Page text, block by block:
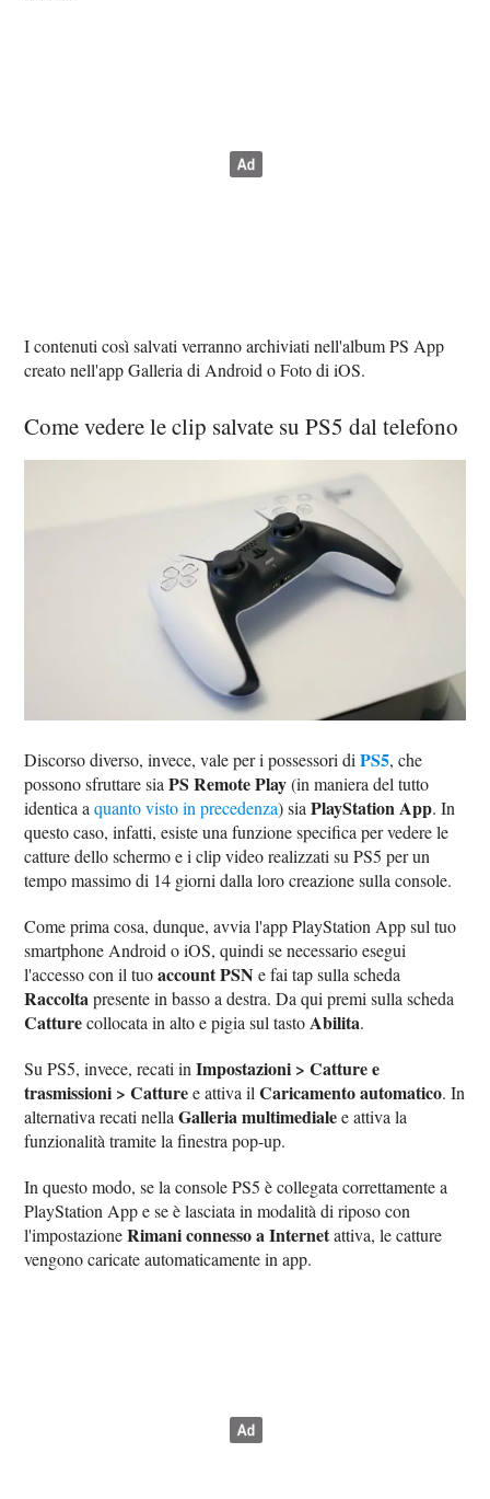
I contenuti così salvati verranno archiviati nell'album PS App
creato nell'app Galleria di Android o Foto di iOS.
Come vedere le clip salvate su PS5 dal telefono
Discorso diverso, invece, vale per i possessori diPS5, che
possono sfruttare siaPS Remote Play(in maniera del tutto
identica aquanto visto in precedenza) siaPlayStation App. In
questo caso, infatti, esiste una funzione specifica per vedere le
catture dello schermo e i clip video realizzati su PS5 per un
tempo massimo di 14 giorni dalla loro creazione sulla console.
Come prima cosa, dunque, avvia l'app PlayStation App sul tuo
smartphone Android o iOS, quindi se necessario esegui
l'accesso con il tuoaccount PSN e fai tap sulla scheda
Raccoltapresente in basso a destra. Da qui premi sulla scheda
Catturecollocata in alto e pigia sul tastoAbilita.
Su PS5, invece, recati inImpostazioni > Catture e
trasmissioni > Catturee attiva ilCaricamento automatico. In
alternativa recati nellaGalleria multimedialee attiva la
funzionalità tramite la finestra pop-up.
In questo modo, se la console PS5 è collegata correttamente a
PlayStation App e se è lasciata in modalità di riposo con
l'impostazioneRimani connesso a Internetattiva, le catture
vengono caricate automaticamente in app.